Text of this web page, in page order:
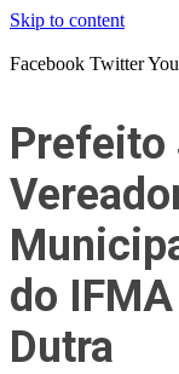
Skip to content
Facebook Twitter
Prefeito
do
Dutra